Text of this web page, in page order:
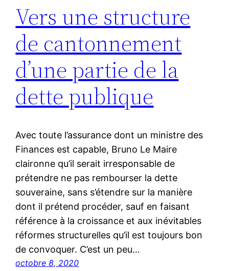
Vers une structure
de cantonnement
d’une partie de la
dette publique
Avec toute l’assurance dont un ministre des
Finances est capable, Bruno Le Maire
claironne qu’il serait irresponsable de
prétendre ne pas rembourser la dette
souveraine, sans s’étendre sur la manière
dont il prétend procéder, sauf en faisant
référence à la croissance et aux inévitables
réformes structurelles qu’il est toujours bon
de convoquer. C’est un peu…
octobre 8, 2020